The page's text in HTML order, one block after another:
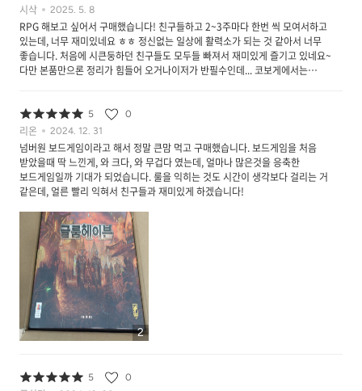
시삭 2025. 5. 8
RPG 해보고 싶어서 구매했습니다! 친구들하고 2~3주마다 한번 씩 모여서하고
있는데, 너무 재미있네요 ㅎㅎ 정신없는 일상에 활력소가 되는 것 같아서 너무
좋습니다. 처음에 시큰둥하던 친구들도 모두들 빠져서 재미있게 즐기고 있네요~
다만 본품만으론 정리가 힘들어 오거나이저가 반필수인데... 코보게에서는
줄어들었네요! 이곳에서도 오거나이저 팔았으면 하네요~
5 0
리온 2024. 12. 31
넘버원 보드게임이라고 해서 정말 큰맘 먹고 구매했습니다. 보드게임을 처음
받았을때 딱 느낀게, 와 크다, 와 무겁다 였는데, 얼마나 많은것을 응축한
보드게임일까 기대가 되었습니다. 룰을 익히는 것도 시간이 생각보다 걸리는 거
같은데, 얼른 빨리 익혀서 친구들과 재미있게 하겠습니다!
2
5 0